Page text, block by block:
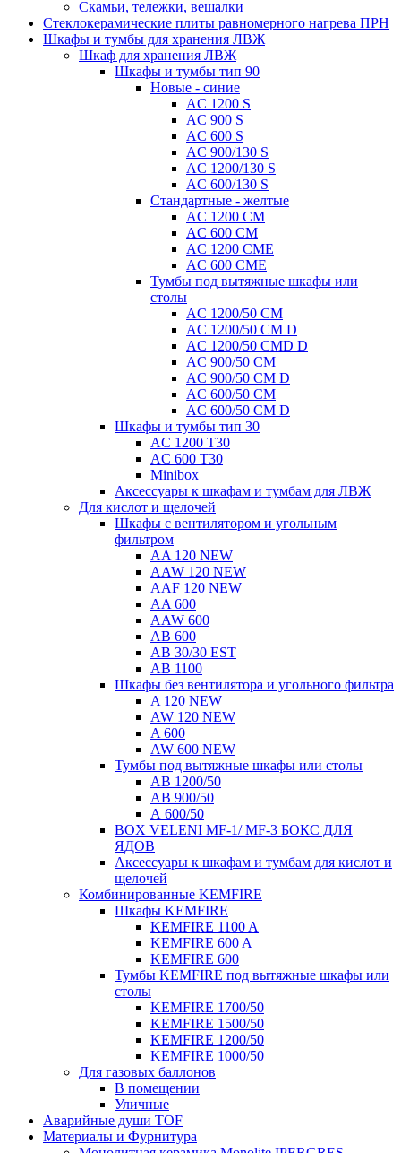
Скамьи, тележки, вешалки
Стеклокерамические плиты равномерного нагрева ПРН
Шкафы и тумбы для хранения ЛВЖ
Шкаф для хранения ЛВЖ
Шкафы и тумбы тип 90
Новые - синие
AC 1200 S
AC 900 S
AC 600 S
AC 900/130 S
AC 1200/130 S
AC 600/130 S
Стандартные - желтые
AC 1200 CM
AC 600 CM
AC 1200 CME
AC 600 CME
Тумбы под вытяжные шкафы или
столы
AC 1200/50 CM
AC 1200/50 CM D
AC 1200/50 CMD D
AC 900/50 CM
AC 900/50 CM D
AC 600/50 CM
AC 600/50 CM D
Шкафы и тумбы тип 30
AC 1200 T30
AC 600 T30
Minibox
Аксессуары к шкафам и тумбам для ЛВЖ
Для кислот и щелочей
Шкафы с вентилятором и угольным
фильтром
AA 120 NEW
AAW 120 NEW
AAF 120 NEW
AA 600
AAW 600
AB 600
AB 30/30 EST
AB 1100
Шкафы без вентилятора и угольного фильтра
A 120 NEW
AW 120 NEW
A 600
AW 600 NEW
Тумбы под вытяжные шкафы или столы
AB 1200/50
AB 900/50
А 600/50
BOX VELENI MF-1/ MF-3 БОКС ДЛЯ
ЯДОВ
Аксессуары к шкафам и тумбам для кислот и
щелочей
Комбинированные KEMFIRE
Шкафы KEMFIRE
KEMFIRE 1100 A
KEMFIRE 600 A
KEMFIRE 600
Тумбы KEMFIRE под вытяжные шкафы или
столы
KEMFIRE 1700/50
KEMFIRE 1500/50
KEMFIRE 1200/50
KEMFIRE 1000/50
Для газовых баллонов
В помещении
Уличные
Аварийные души TOF
Материалы и Фурнитура